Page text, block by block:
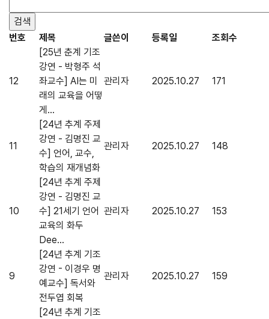
번호 제목 글쓴이 등록일 조회수
12
[25년 춘계 기조
강연 - 박형주 석
좌교수] AI는 미
래의 교육을 어떻
게...
관리자 2025.10.27 171
11
[24년 추계 주제
강연 - 김명진 교
수] 언어, 교수,
학습의 재개념화
관리자 2025.10.27 148
10
[24년 추계 주제
강연 - 김명진 교
수] 21세기 언어
교육의 화두
Dee...
관리자 2025.10.27 153
9
[24년 추계 기조
강연 - 이경우 명
예교수] 독서와
전두엽 회복
관리자 2025.10.27 159
[24년 추계 기조